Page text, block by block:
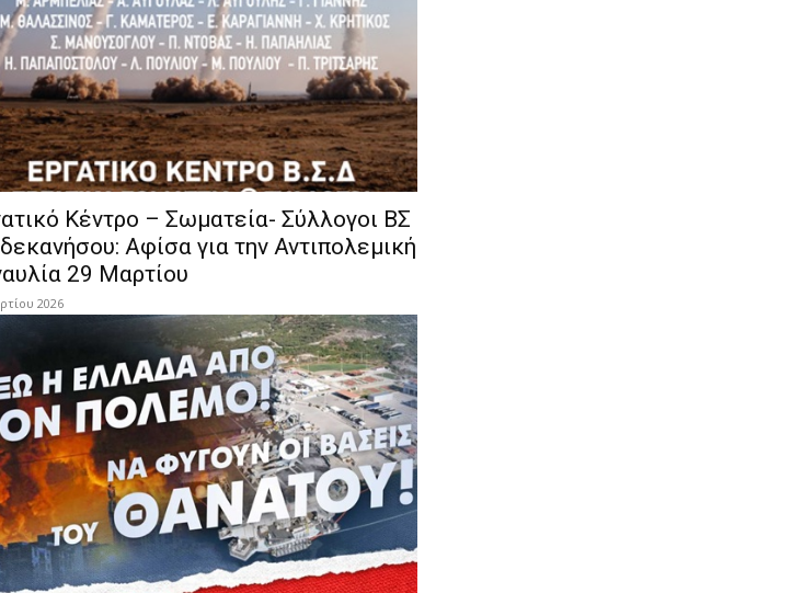
Κέντρο – Σωματεία- Σύλλογοι ΒΣ
Αφίσα για την Αντιπολεμική
29 Μαρτίου
2026